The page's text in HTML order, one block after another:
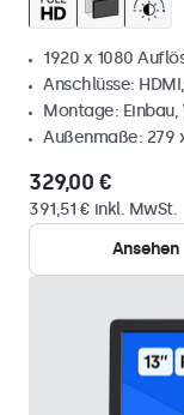
1920 x 1080
Anschlüsse:
Montage:
Außenmaße: 279
329,00 €
391,51 € inkl. MwSt.
Ansehen